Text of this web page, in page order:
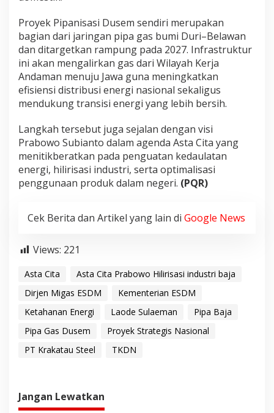
Proyek Pipanisasi Dusem sendiri merupakan
bagian dari jaringan pipa gas bumi Duri–Belawan
dan ditargetkan rampung pada 2027. Infrastruktur
ini akan mengalirkan gas dari Wilayah Kerja
Andaman menuju Jawa guna meningkatkan
efisiensi distribusi energi nasional sekaligus
mendukung transisi energi yang lebih bersih.
Langkah tersebut juga sejalan dengan visi
Prabowo Subianto dalam agenda Asta Cita yang
menitikberatkan pada penguatan kedaulatan
energi, hilirisasi industri, serta optimalisasi
penggunaan produk dalam negeri. (PQR)
Cek Berita dan Artikel yang lain di Google News
Views: 221
Asta Cita
Asta Cita Prabowo Hilirisasi industri baja
Dirjen Migas ESDM
Kementerian ESDM
Ketahanan Energi
Laode Sulaeman
Pipa Baja
Pipa Gas Dusem
Proyek Strategis Nasional
PT Krakatau Steel
TKDN
Jangan Lewatkan